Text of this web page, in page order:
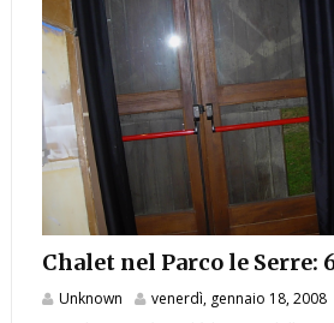
Chalet nel Parco le Serre:
Unknown venerdì, gennaio 18, 2008